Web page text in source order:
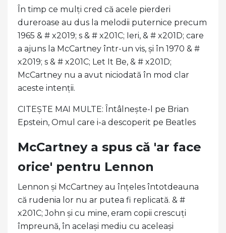
În timp ce mulți cred că acele pierderi
dureroase au dus la melodii puternice precum
1965 & # x2019; s & # x201C; Ieri, & # x201D; care
a ajuns la McCartney într-un vis, și în 1970 & #
x2019; s & # x201C; Let It Be, & # x201D;
McCartney nu a avut niciodată în mod clar
aceste intenții.
CITEȘTE MAI MULTE: Întâlnește-l pe Brian
Epstein, Omul care i-a descoperit pe Beatles
McCartney a spus că 'ar face
orice' pentru Lennon
Lennon și McCartney au înțeles întotdeauna
că rudenia lor nu ar putea fi replicată. & #
x201C; John și cu mine, eram copii crescuți
împreună, în același mediu cu aceleași